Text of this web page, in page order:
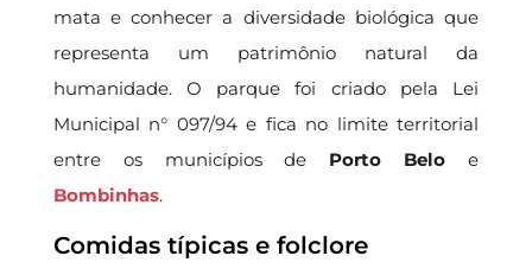
mata e conhecer a diversidade biológica que
representa um patrimônio natural da
humanidade. O parque foi criado pela Lei
Municipal n° 097/94 e fica no limite territorial
entre os municípios de Porto Belo e
Bombinhas.
Comidas típicas e folclore